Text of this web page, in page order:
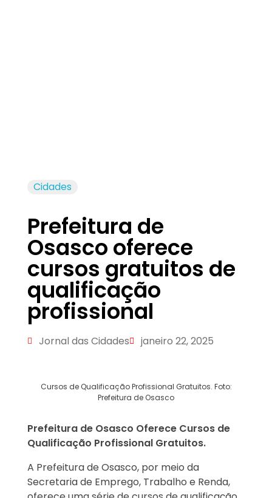
Cidades
Prefeitura de
Osasco oferece
cursos gratuitos de
qualificação
profissional
Jornal das Cidades janeiro 22, 2025
Cursos de Qualificação Profissional Gratuitos. Foto:
Prefeitura de Osasco
Prefeitura de Osasco Oferece Cursos de
Qualificação Profissional Gratuitos.
A Prefeitura de Osasco, por meio da
Secretaria de Emprego, Trabalho e Renda,